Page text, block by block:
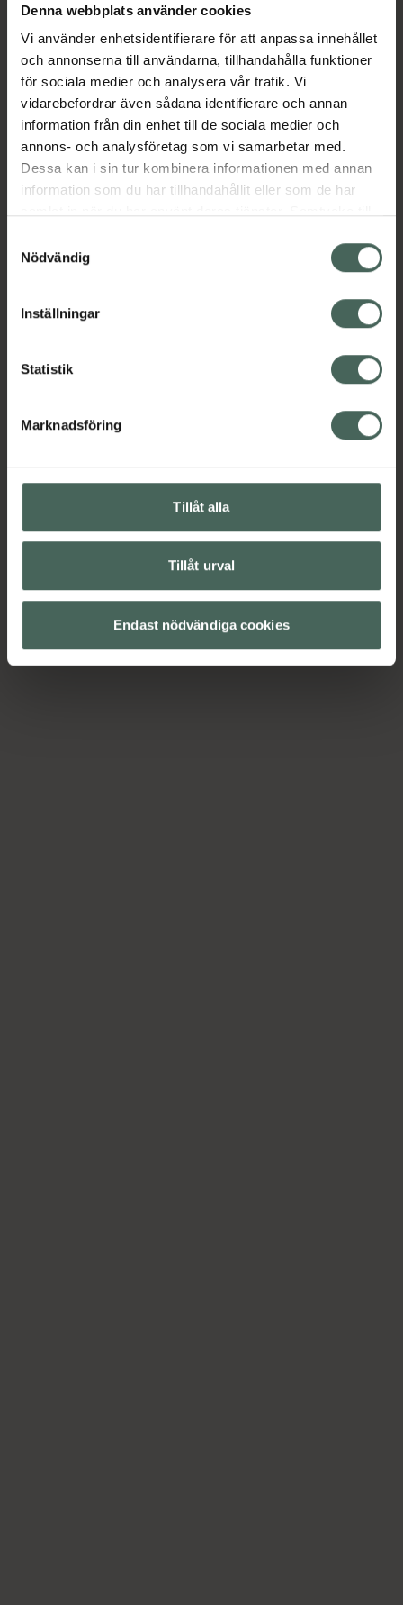
Denna webbplats använder cookies
Vi använder enhetsidentifierare för att anpassa innehållet
och annonserna till användarna, tillhandahålla funktioner
för sociala medier och analysera vår trafik. Vi
vidarebefordrar även sådana identifierare och annan
information från din enhet till de sociala medier och
annons- och analysföretag som vi samarbetar med.
Dessa kan i sin tur kombinera informationen med annan
information som du har tillhandahållit eller som de har
återkalla ditt samtycke via webbplatsens
cookieinställningar. Ett återkallat samtycke påverkar inte
lagligheten av behandling som skett innan återkallelsen.
Nödvändig
Inställningar
Statistik
Marknadsföring
Tillåt alla
Tillåt urval
Endast nödvändiga cookies